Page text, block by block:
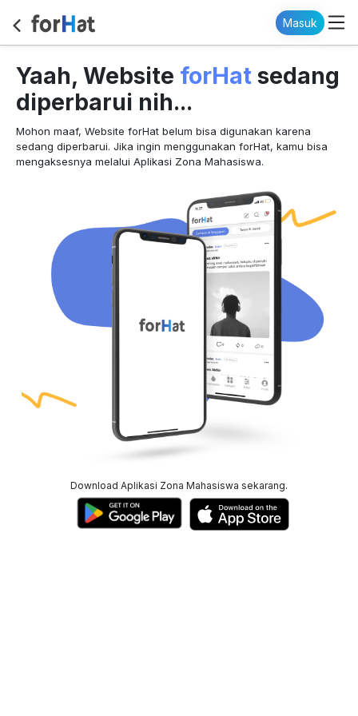
Masuk
Yaah, Website forHat sedang
diperbarui nih...
Mohon maaf, Website forHat belum bisa digunakan karena
sedang diperbarui. Jika ingin menggunakan forHat, kamu bisa
mengaksesnya melalui Aplikasi Zona Mahasiswa.
Download Aplikasi Zona Mahasiswa sekarang.